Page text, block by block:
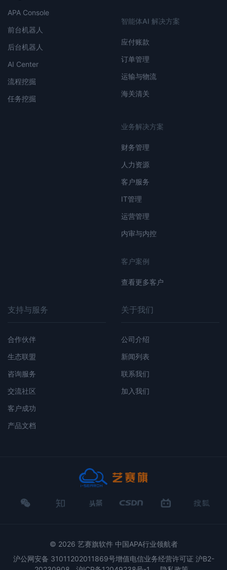
APA Console
前台机器人
后台机器人
AI Center
流程挖掘
任务挖掘
智能体AI 解决方案
应付账款
订单管理
运输与物流
海关清关
业务解决方案
财务管理
人力资源
客户服务
IT管理
运营管理
内审与内控
客户案例
查看更多客户
支持与服务
合作伙伴
生态联盟
咨询服务
交流社区
客户成功
产品文档
关于我们
公司介绍
新闻列表
联系我们
加入我们
CSDN
© 2026 艺赛旗软件 中国APA行业领航者
沪公网安备 31011202011869号增值电信业务经营许可证 沪B2-